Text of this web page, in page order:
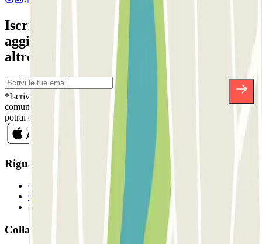
Iscriviti alla nostra Newsletter e rimani
aggiornato su sconti, concorsi e tante
altre sorprese.
*Iscrivendoti, accetti la nostra Informativa sulla Privacy per ricevere
comunicazioni commerciali da Parclick. Senza alcun impegno,
potrai disiscriverti quando vuoi direttamente dalla stessa newsletter.
Riguardo a Parclcik
Chi siamo
Come funziona?
I Nostri Parcheggi
Collaboriamo?